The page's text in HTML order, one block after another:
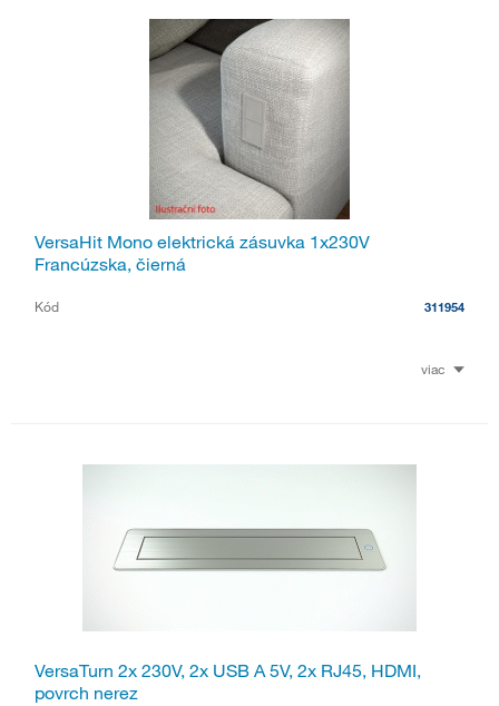
VersaHit Mono elektrická zásuvka 1x230V
Francúzska, čierná
Kód 311954
viac
VersaTurn 2x 230V, 2x USB A 5V, 2x RJ45, HDMI,
povrch nerez